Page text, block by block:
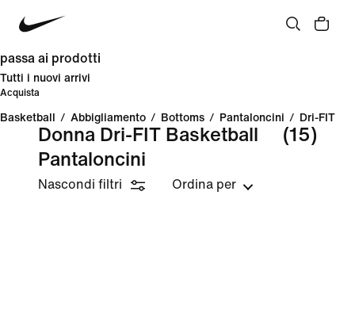
passa ai prodotti
Tutti i nuovi arrivi
Acquista
Basketball / Abbigliamento / Bottoms / Pantaloncini / Dri-FIT
Donna Dri-FIT Basketball
Pantaloncini
(15)
Nascondi filtri Ordina per